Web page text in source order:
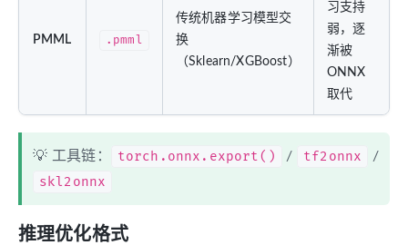
PMML .pmml
传统机器学习模型交
换
（Sklearn/XGBoost）
习支持
弱，逐
渐被
ONNX
取代
💡 工具链： torch.onnx.export() / tf2onnx /
skl2onnx
推理优化格式